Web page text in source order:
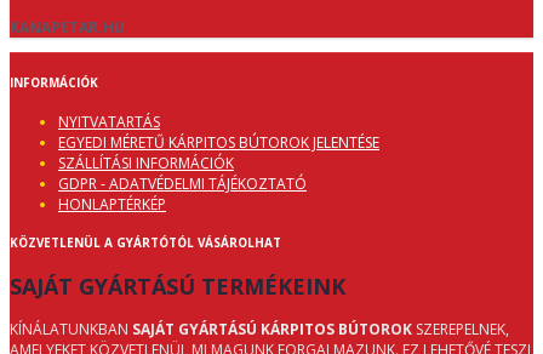
KANAPETAR.HU
INFORMÁCIÓK
NYITVATARTÁS
EGYEDI MÉRETŰ KÁRPITOS BÚTOROK JELENTÉSE
SZÁLLÍTÁSI INFORMÁCIÓK
GDPR - ADATVÉDELMI TÁJÉKOZTATÓ
HONLAPTÉRKÉP
KÖZVETLENÜL A GYÁRTÓTÓL VÁSÁROLHAT
SAJÁT GYÁRTÁSÚ TERMÉKEINK
KÍNÁLATUNKBAN SAJÁT GYÁRTÁSÚ KÁRPITOS BÚTOROK SZEREPELNEK,
AMELYEKET KÖZVETLENÜL MI MAGUNK FORGALMAZUNK. EZ LEHETŐVÉ TESZI